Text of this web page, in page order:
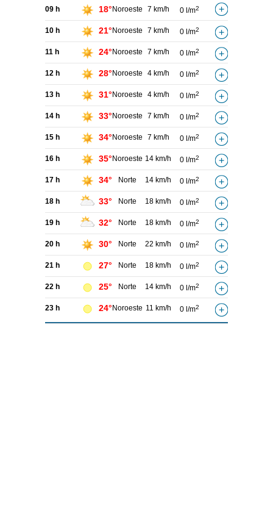
09 h 18° Noroeste 7 km/h 0 l/m2
10 h 21° Noroeste 7 km/h 0 l/m2
11 h 24° Noroeste 7 km/h 0 l/m2
12 h 28° Noroeste 4 km/h 0 l/m2
13 h 31° Noroeste 4 km/h 0 l/m2
14 h 33° Noroeste 7 km/h 0 l/m2
15 h 34° Noroeste 7 km/h 0 l/m2
16 h 35° Noroeste 14 km/h 0 l/m2
17 h 34° Norte 14 km/h 0 l/m2
18 h 33° Norte 18 km/h 0 l/m2
19 h 32° Norte 18 km/h 0 l/m2
20 h 30° Norte 22 km/h 0 l/m2
21 h 27° Norte 18 km/h 0 l/m2
22 h 25° Norte 14 km/h 0 l/m2
23 h 24° Noroeste 11 km/h 0 l/m2